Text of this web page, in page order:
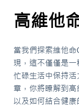
高維他
當我們探索維他
現，這不僅僅是
忙碌生活中保持
章，你將瞭解到高
以及如何結合健康